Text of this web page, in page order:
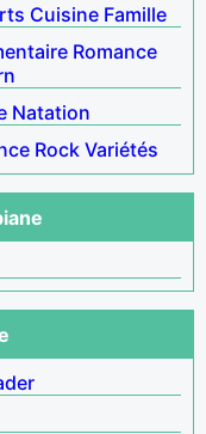
Cuisine Famille
Romance
Natation
Rock Variétés